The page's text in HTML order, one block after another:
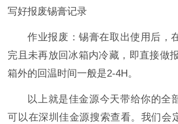
写好报废锡膏记录
作业报废：锡膏在取出使用后，
完且未再放回冰箱内冷藏，即直接做
箱外的回温时间一般是2-4H。
以上就是佳金源今天带给你的全
可以在深圳佳金源搜索查看。我们会